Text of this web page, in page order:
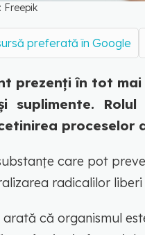
Freepik
preferată în Google
prezenți în tot
suplimente.
proceselor
care pot
radicalilor
arată că organismul